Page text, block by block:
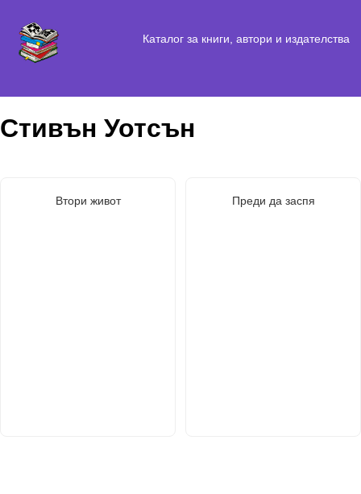
Каталог за книги, автори и издателства
Стивън Уотсън
Втори живот Преди да заспя